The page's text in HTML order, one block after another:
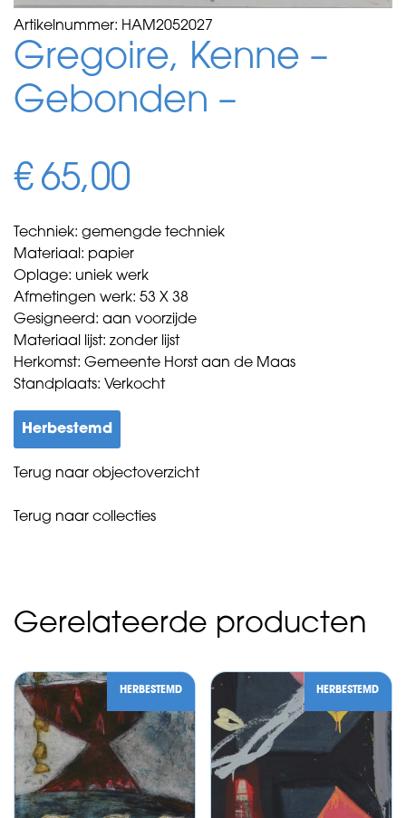
Artikelnummer: HAM2052027
Gregoire, Kenne –
Gebonden –
€ 65,00
Techniek: gemengde techniek
Materiaal: papier
Oplage: uniek werk
Afmetingen werk: 53 X 38
Gesigneerd: aan voorzijde
Materiaal lijst: zonder lijst
Herkomst: Gemeente Horst aan de Maas
Standplaats: Verkocht
Herbestemd
Terug naar objectoverzicht
Terug naar collecties
Gerelateerde producten
HERBESTEMD HERBESTEMD